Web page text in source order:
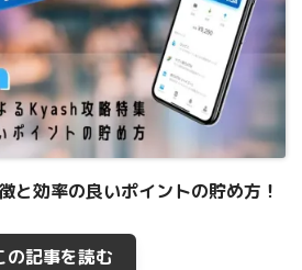
と効率の良いポイントの貯め方！
の記事を読む